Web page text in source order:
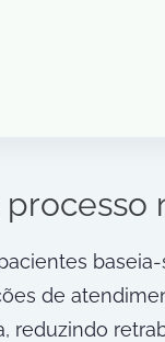
de
reduzindo